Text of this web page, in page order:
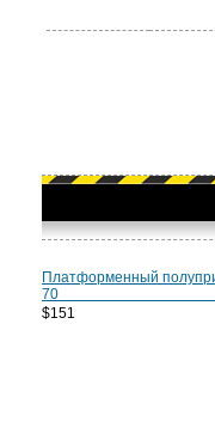
Платформенный
70
$151